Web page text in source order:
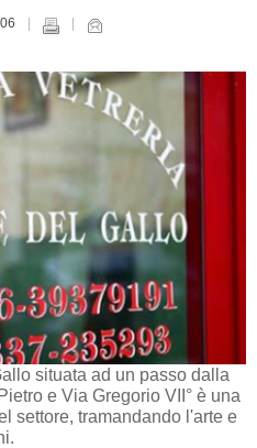
situata ad un passo dalla
e Via Gregorio VII° è una
settore, tramandando l'arte e